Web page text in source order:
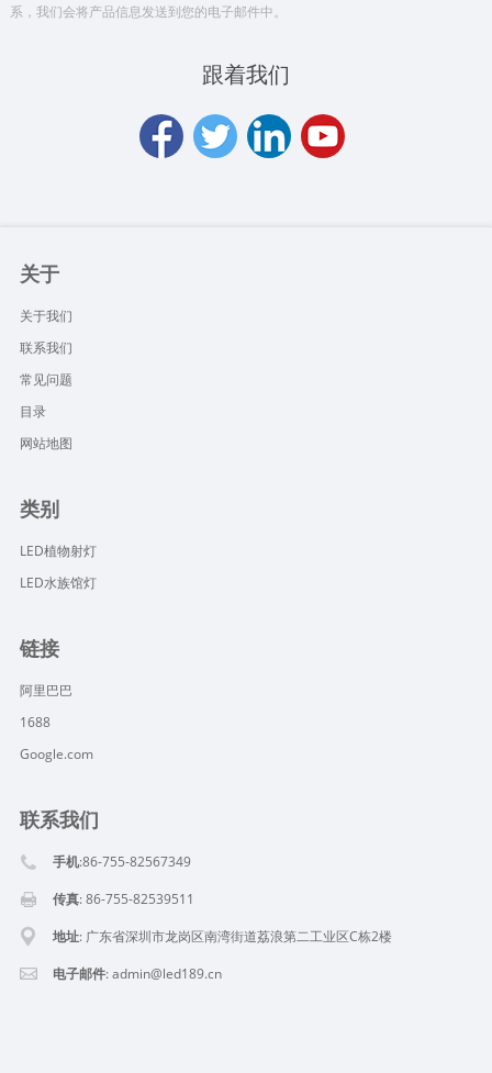
系，我们会将产品信息发送到您的电子邮件中。
跟着我们
关于
关于我们
联系我们
常见问题
目录
网站地图
类别
LED植物射灯
LED水族馆灯
链接
阿里巴巴
1688
Google.com
联系我们
手机:86-755-82567349
传真: 86-755-82539511
地址: 广东省深圳市龙岗区南湾街道荔浪第二工业区C栋2楼
电子邮件:admin@led189.cn